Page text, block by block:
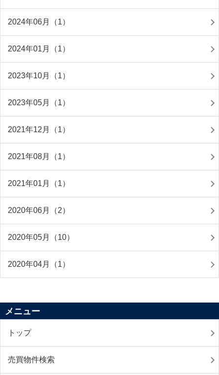
2024年06月（1）
2024年01月（1）
2023年10月（1）
2023年05月（1）
2021年12月（1）
2021年08月（1）
2021年01月（1）
2020年06月（2）
2020年05月（10）
2020年04月（1）
メニュー
トップ
売買物件検索